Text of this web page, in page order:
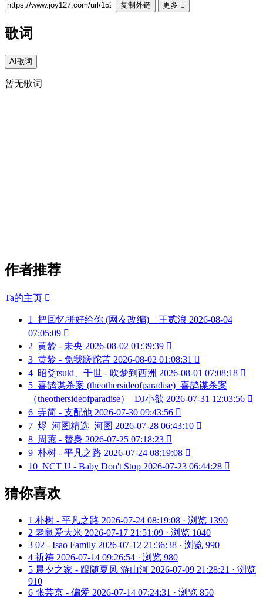
复制外链 更多 
歌词
AI歌词
暂无歌词
作者推荐
Ta的主页 
1 把回忆拼好给你 (网友改编)__王贰浪 2026-08-04
07:05:09 
2 黄龄 - 未央 2026-08-02 01:39:39 
3 黄龄 - 免我蹉跎苦 2026-08-02 01:08:31 
4 昭爻tsuki、千世 - 吹梦到西洲 2026-08-01 07:08:18 
5 喜鹊谋杀案 (theothersideofparadise)_喜鹊谋杀案
（theothersideofparadise）_DJ小欲 2026-07-31 12:03:56 
6 弄简 - 支配他 2026-07-30 09:43:56 
7 烬_河图精选_河图 2026-07-28 06:43:10 
8 周蕙 - 替身 2026-07-25 07:18:23 
9 朴树 - 平凡之路 2026-07-24 08:19:08 
10 NCT U - Baby Don't Stop 2026-07-23 06:44:28 
猜你喜欢
1 朴树 - 平凡之路 2026-07-24 08:19:08 · 浏览 1390
2 老鼠爱大米 2026-07-17 21:51:09 · 浏览 1040
3 02 - Isao Family 2026-07-12 21:36:38 · 浏览 990
4 祈祷 2026-07-14 09:26:54 · 浏览 980
5 晨夕之家 - 跟随夏风 游山河 2026-07-09 21:28:21 · 浏览
910
6 张芸京 - 偏爱 2026-07-14 07:24:31 · 浏览 850